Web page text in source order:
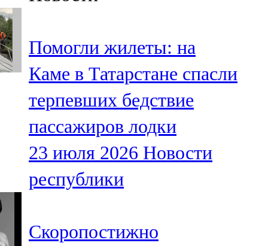
106,1 FM
Кама тамагы
71,51 FM
Кукмара
107,9 FM
Лениногорский
Мамадыш
Помогли жилеты: на
Каме в Татарстане спасли
терпевших бедствие
пассажиров лодки
23 июля 2026 Новости
республики
Скоропостижно